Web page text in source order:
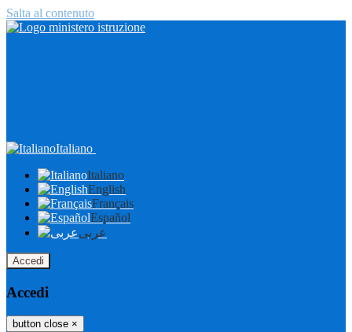
Salta al contenuto
Italiano
Italiano
English
Français
Español
عربى
Accedi
Accedi
button close ×